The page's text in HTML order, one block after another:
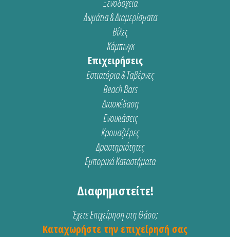
Ξενοδοχεία
Δωμάτια & Διαμερίσματα
Βίλες
Κάμπινγκ
Επιχειρήσεις
Εστιατόρια & Ταβέρνες
Beach Bars
Διασκέδαση
Ενοικιάσεις
Κρουαζιέρες
Δραστηριότητες
Εμπορικά Καταστήματα
Διαφημιστείτε!
Έχετε Επιχείρηση στη Θάσο;
Καταχωρήστε την επιχείρησή σας